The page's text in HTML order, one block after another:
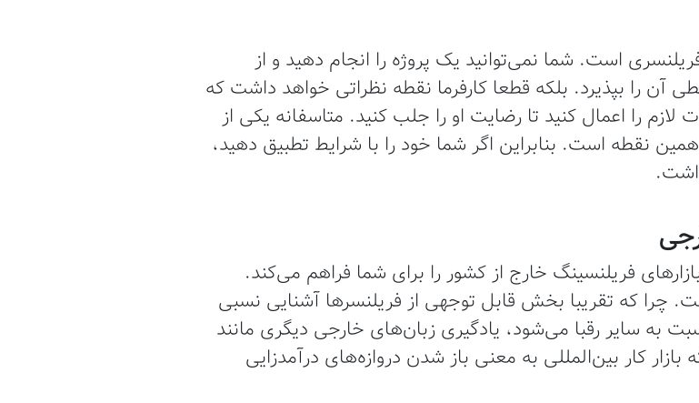
است. شما نمی‌توانید یک پروژه را انجام دهید و از
آن را بپذیرد. بلکه قطعا کارفرما نقطه نظراتی خواهد داشت که
را اعمال کنید تا رضایت او را جلب کنید. متاسفانه یکی از
نقطه است. بنابراین اگر شما خود را با شرایط تطبیق دهید،
فریلنسینگ خارج از کشور را برای شما فراهم می‌کند.
چرا که تقریبا بخش قابل توجهی از فریلنسرها آشنایی نسبی
به سایر رقبا می‌شود، یادگیری زبان‌های خارجی دیگری مانند
کار بین‌المللی به معنی باز شدن دروازه‌های درآمدزایی